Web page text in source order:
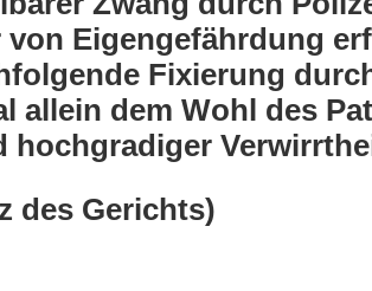
von Eigengefährdung
Fixierung
allein dem Wohl des
hochgradiger
des Gerichts)